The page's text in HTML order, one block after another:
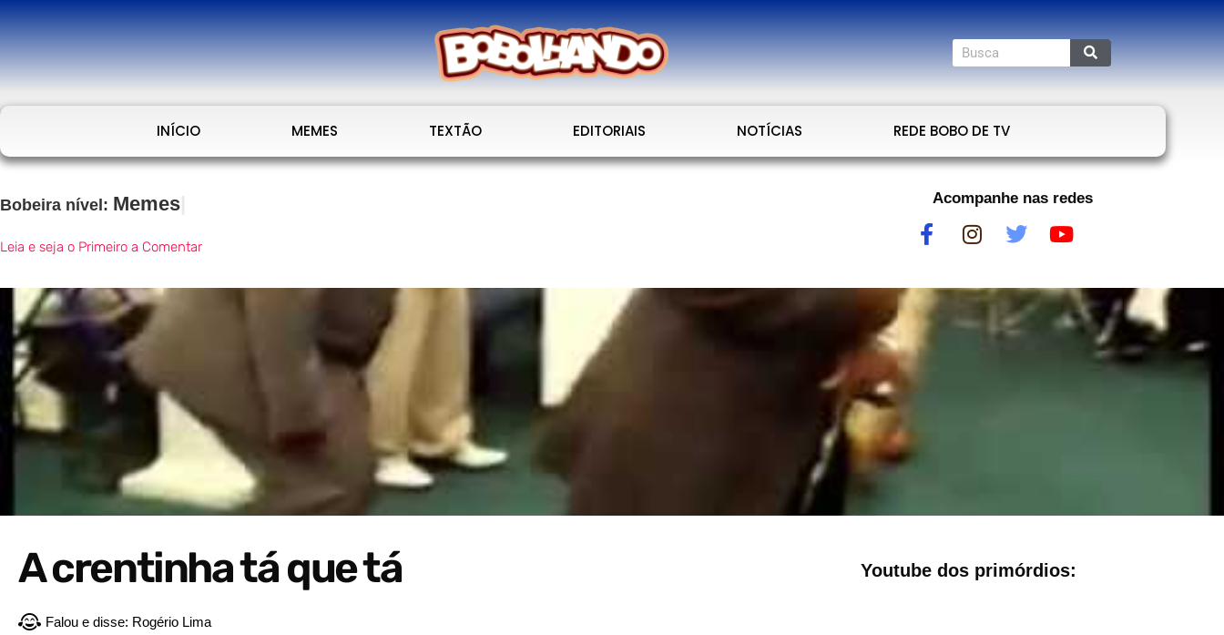
INÍCIO MEMES TEXTÃO EDITORIAIS NOTÍCIAS REDE BOBO DE TV
Bobeira nível: Memes
Leia e seja o Primeiro a Comentar
Acompanhe nas redes
A crentinha tá que tá
Falou e disse: Rogério Lima
Youtube dos primórdios: